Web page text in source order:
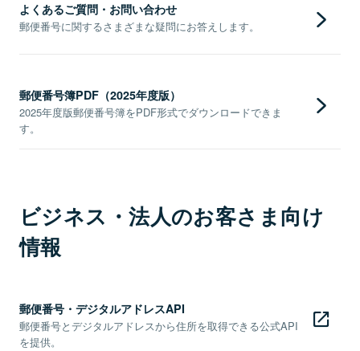
よくあるご質問・お問い合わせ
郵便番号に関するさまざまな疑問にお答えします。
郵便番号簿PDF（2025年度版）
2025年度版郵便番号簿をPDF形式でダウンロードできま
す。
ビジネス・法人のお客さま向け
情報
郵便番号・デジタルアドレスAPI
郵便番号とデジタルアドレスから住所を取得できる公式API
を提供。